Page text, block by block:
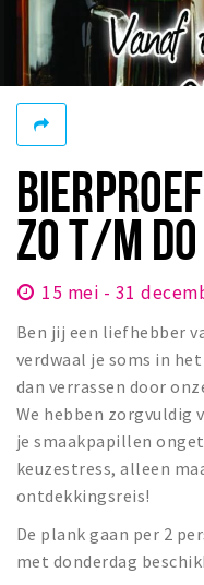
New in town? Check
WONEN
Woonruimte
Inschrijven gemeente
Zorgverzekering
Huisarts en eerste
Q&A
KORTING
Breda Student Shop
Draai aan het rad!
VRIJE TIJD
Sport
Nieuws
Agenda
Bezienswaardigheden
ZO T/M DO
15 mei - 31
Ben jij een liefhebber
verdwaal je soms in
dan verrassen door
We hebben zorgvuldig
je smaakpapillen
keuzestress, alleen
ontdekkingsreis!
De plank gaan per 2
met donderdag